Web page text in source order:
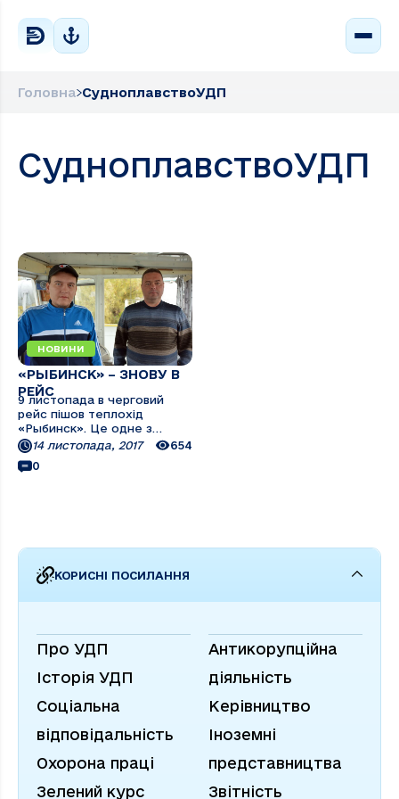
Головна СудноплавствоУДП
СудноплавствоУДП
НОВИНИ
«РЫБИНСК» – ЗНОВУ В
РЕЙС
9 листопада в черговий
рейс пішов теплохід
«Рыбинск». Це одне з
суден, яке постійно в
роботі, підтримує добру
славу і добру репутацію,
14 листопада, 2017
654
0
КОРИСНІ ПОСИЛАННЯ
Про УДП
Історія УДП
Соціальна
відповідальність
Охорона праці
Зелений курс
Антикорупційна
діяльність
Керівництво
Іноземні
представництва
Звітність